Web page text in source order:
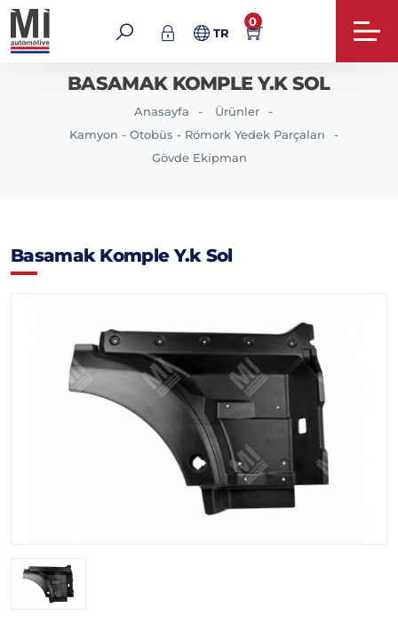
TR
0
BASAMAK KOMPLE Y.K SOL
Anasayfa
Ürünler
Kamyon - Otobüs - Römork Yedek Parçaları
Gövde Ekipman
Basamak Komple Y.k Sol